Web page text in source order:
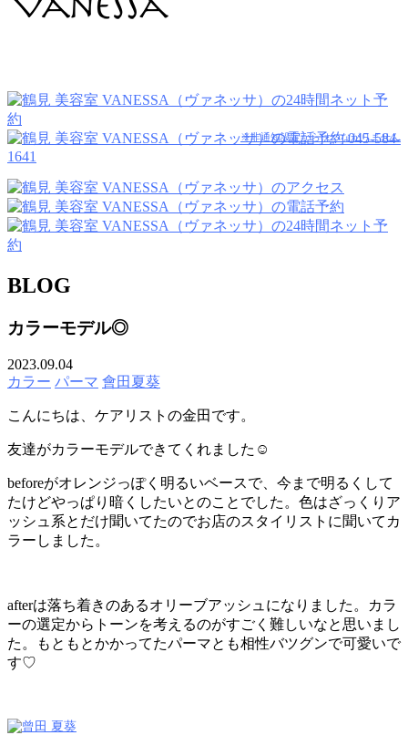
045-584-
1641
※非通知設定からはつながりません
BLOG
カラーモデル◎
2023.09.04
カラー パーマ 會田夏葵
こんにちは、ケアリストの金田です。
友達がカラーモデルできてくれました☺︎
beforeがオレンジっぽく明るいベースで、今まで明るくして
たけどやっぱり暗くしたいとのことでした。色はざっくりア
ッシュ系とだけ聞いてたのでお店のスタイリストに聞いてカ
ラーしました。
afterは落ち着きのあるオリーブアッシュになりました。カラ
ーの選定からトーンを考えるのがすごく難しいなと思いまし
た。もともとかかってたパーマとも相性バツグンで可愛いで
す♡